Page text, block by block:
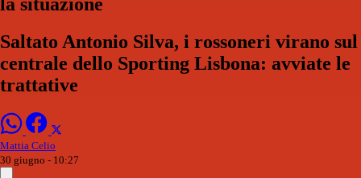
Saltato Antonio Silva, i rossoneri virano sul
centrale dello Sporting Lisbona: avviate le
trattative
Mattia Celio
30 giugno - 10:27